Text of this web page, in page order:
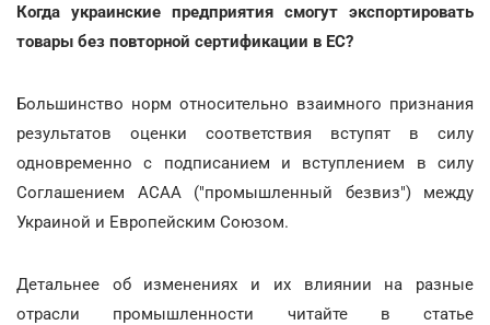
Когда украинские предприятия смогут экспортировать
товары без повторной сертификации в ЕС?
Большинство норм относительно взаимного признания
результатов оценки соответствия вступят в силу
одновременно с подписанием и вступлением в силу
Соглашением АСАА ("промышленный безвиз") между
Украиной и Европейским Союзом.
Детальнее об изменениях и их влиянии на разные
отрасли промышленности читайте в статье